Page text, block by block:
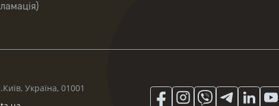
Україна, 01001